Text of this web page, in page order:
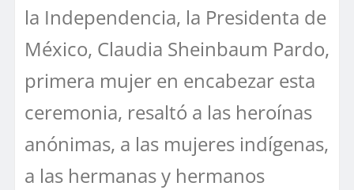
la Independencia, la Presidenta de
México, Claudia Sheinbaum Pardo,
primera mujer en encabezar esta
ceremonia, resaltó a las heroínas
anónimas, a las mujeres indígenas,
a las hermanas y hermanos